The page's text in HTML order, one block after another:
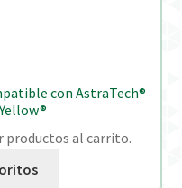
con AstraTech®
productos al carrito.